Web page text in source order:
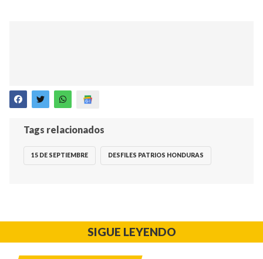
Tags relacionados
15 DE SEPTIEMBRE DESFILES PATRIOS HONDURAS
SIGUE LEYENDO